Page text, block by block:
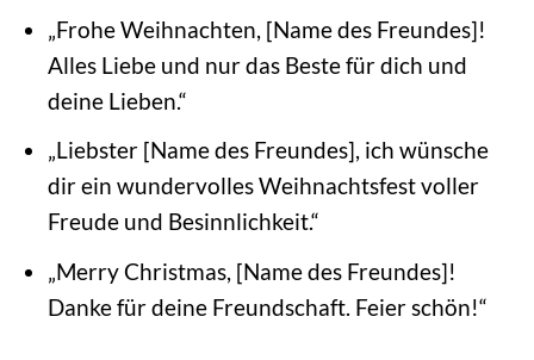
„Frohe Weihnachten, [Name des Freundes]!
Alles Liebe und nur das Beste für dich und
deine Lieben.“
„Liebster [Name des Freundes], ich wünsche
dir ein wundervolles Weihnachtsfest voller
Freude und Besinnlichkeit.“
„Merry Christmas, [Name des Freundes]!
Danke für deine Freundschaft. Feier schön!“